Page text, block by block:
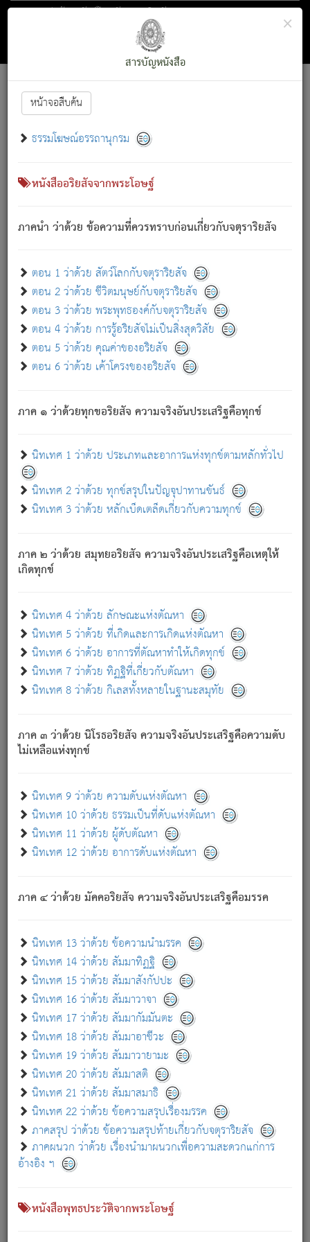
ตอน 1 ว่าด้วย สัตว์โลกกับจตุราริยสัจ
สารบัญ×
สารบัญหนังสือ
หน้าจอสืบค้น
ธรรมโฆษณ์อรรถานุกรม
หนังสืออริยสัจจากพระโอษฐ์
ภาคนำ ว่าด้วย ข้อความที่ควรทราบก่อนเกี่ยวกับจตุราริยสัจ
ตอน 1 ว่าด้วย สัตว์โลกกับจตุราริยสัจ
ตอน 2 ว่าด้วย ชีวิตมนุษย์กับจตุราริยสัจ
ตอน 3 ว่าด้วย พระพุทธองค์กับจตุราริยสัจ
ตอน 4 ว่าด้วย การรู้อริยสัจไม่เป็นสิ่งสุดวิสัย
ตอน 5 ว่าด้วย คุณค่าของอริยสัจ
ตอน 6 ว่าด้วย เค้าโครงของอริยสัจ
ภาค ๑ ว่าด้วยทุกขอริยสัจ ความจริงอันประเสริฐคือทุกข์
นิทเทศ 1 ว่าด้วย ประเภทและอาการแห่งทุกข์ตามหลักทั่วไป
นิทเทศ 2 ว่าด้วย ทุกข์สรุปในปัญจุปาทานขันธ์
นิทเทศ 3 ว่าด้วย หลักเบ็ดเตล็ดเกี่ยวกับความทุกข์
ภาค ๒ ว่าด้วย สมุทยอริยสัจ ความจริงอันประเสริฐคือเหตุให้
เกิดทุกข์
นิทเทศ 4 ว่าด้วย ลักษณะแห่งตัณหา
นิทเทศ 5 ว่าด้วย ที่เกิดและการเกิดแห่งตัณหา
นิทเทศ 6 ว่าด้วย อาการที่ตัณหาทำให้เกิดทุกข์
นิทเทศ 7 ว่าด้วย ทิฏฐิที่เกี่ยวกับตัณหา
นิทเทศ 8 ว่าด้วย กิเลสทั้งหลายในฐานะสมุทัย
ภาค ๓ ว่าด้วย นิโรธอริยสัจ ความจริงอันประเสริฐคือความดับ
ไม่เหลือแห่งทุกข์
นิทเทศ 9 ว่าด้วย ความดับแห่งตัณหา
นิทเทศ 10 ว่าด้วย ธรรมเป็นที่ดับแห่งตัณหา
นิทเทศ 11 ว่าด้วย ผู้ดับตัณหา
นิทเทศ 12 ว่าด้วย อาการดับแห่งตัณหา
ภาค ๔ ว่าด้วย มัคคอริยสัจ ความจริงอันประเสริฐคือมรรค
นิทเทศ 13 ว่าด้วย ข้อความนำมรรค
นิทเทศ 14 ว่าด้วย สัมมาทิฏฐิ
นิทเทศ 15 ว่าด้วย สัมมาสังกัปปะ
นิทเทศ 16 ว่าด้วย สัมมาวาจา
นิทเทศ 17 ว่าด้วย สัมมากัมมันตะ
นิทเทศ 18 ว่าด้วย สัมมาอาชีวะ
นิทเทศ 19 ว่าด้วย สัมมาวายามะ
นิทเทศ 20 ว่าด้วย สัมมาสติ
นิทเทศ 21 ว่าด้วย สัมมาสมาธิ
นิทเทศ 22 ว่าด้วย ข้อความสรุปเรื่องมรรค
ภาคสรุป ว่าด้วย ข้อความสรุปท้ายเกี่ยวกับจตุราริยสัจ
ภาคผนวก ว่าด้วย เรื่องนำมาผนวกเพื่อความสะดวกแก่การ
อ้างอิง ฯ
หนังสือพุทธประวัติจากพระโอษฐ์
Font :15 ]||
สัตว์โลกนี้ เกิดความเดือดร้อนแล้ว มีผัสสะบังหน้า
เขาสำคัญสิ่งใด โดยความเป็นประการใด แต่สิ่งนั้นย่อมเป็น
(ตามที่เป็นจริง) โดยประการอื่นจากที่เขาสำคัญนั้น
สัตว์โลกติดข้องอยู่ในภพ ถูกภพบังหน้าแล้ว มีภพโดยความ
เป็นอย่างอื่น (จากที่มันเป็นอยู่จริง) จึงได้เพลิดเพลินยิ่งนักในภพ
เขาเพลิดเพลินยิ่งนักในสิ่งใด สิ่งนั้นเป็นภัย (ที่เขาไม่รู้จัก)
เขากลัวต่อสิ่งใดสิ่งนั้นเป็นทุกข์
พรหมจรรย์นี้ อันบุคคลย่อมประพฤติ ก็เพื่อการละขาดซึ่ง
ภพ.
สมณะหรือพราหมณ์เหล่าใด กล่าวความหลุดพ้นจากภพว่า
มีได้เพราะภพ เรากล่าวว่า สมณะหรือพราหมณ์ทั้งปวงนั้น
มิใช่ผู้หลดพ้นจากภพ.
ภพ ว่ามีได้เพราะวิภพ[2]: เรากล่าวว่า สมณะหรือพราหมณ์ทั้ง
ปวงนั้น ก็ยังสลัดภพออกไปไม่ได้.
ก็ทุกข์นี้มีขึ้น เพราะอาศัยซึ่งอุปธิทั้งปวง.
เพราะความสิ้นไปแห่งอุปาทานทั้งปวง ความเกิดขึ้นแห่ง
ทุกข์จึงไม่มี.
ท่านจงดูโลกนี้เถิด (จะเห็นว่า) สัตว์ทั้งหลายอันอวิชาหนา
แน่นบังหนาแล้ว; และว่า สัตว์ผู้ยินดีในภพอันเป็นแล้วนั้น ย่อม
อันเป็นไปในที่หรือเวลาทั้งปวง[3]เพื่อความมีแห่งประโยชน์โดย
ประการทั้งปวง; ภพทั้งหลายทั้งหมดนั้น ไม่เที่ยง เป็นทุกข์ มี
ความแปรปรวนเป็นธรรมดา.
อย่างนี้อยู่; เขาย่อมละภวตัณหาได้ และไม่เพลิดเพลินวิภวตัณหา
ด้วย.
ความดับเพราะความสำรอกไม่เหลือ (แห่งภพทั้งหลาย)
เพราะความสิ้นไปแห่งตัณหาโดยประการทั้งปวง นั้นคือ
นิพพาน.
ภพใหม่ย่อมไม่มีแก่ภิกษุนั้น ผู้ดับเย็นสนิทแล้ว เพราะไม่มี
ภิกษุนั้น เป็นผู้ครอบงำมารได้แล้ว ชนะสงครามแล้ว ก้าวล่วง
ภพทั้งหลายทั้งปวงได้แล้ว เป็นผู้คงที่ (คือไม่เปลี่ยนแปลงอีกต่อ
- อุ.ขุ. ๒๕/๑๒๑/๘๔.
(ข้อความนี้ เป็นพระพุทธอุทานที่ทรงเปล่งออก ที่โคนต้นโพธิ์
เป็นที่ตรัสรู้ เมื่อตรัสรู้แล้วได้ 7 วัน)
เกี่ยวกับธรรมโฆษณ์ออนไลน์ (Disclaimer)
แม้ระบบ "ธรรมโฆษณ์ออนไลน์" พยายามปรับปรุงข้อมูลให้ถูกต้องมากที่สุด
ผู้ศึกษาก็พึงตรวจสอบกับตัวเล่มหนังสือต้นฉบับ ที่มีการพิมพ์ครั้งล่าสุด
ก่อนนำข้อมูลไปใช้ในการอ้างอิง"
เกี่ยวกับอัตถจารี|เกี่ยวกับการพัฒนา|แจ้งข้อผิดพลาด / แนะนำ
หนังสือที่เกี่ยวข้อง